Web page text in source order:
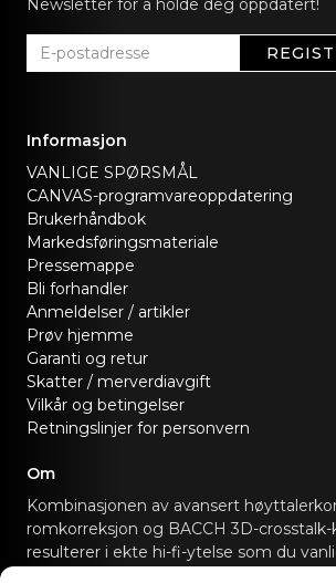
Newsletter for å holde deg oppdatert!
Informasjon
VANLIGE SPØRSMÅL
CANVAS-programvareoppdatering
Brukerhåndbok
Markedsføringsmateriale
Pressemappe
Bli forhandler
Anmeldelser / artikler
Prøv hjemme
Garanti og retur
Skatter / merverdiavgift
Vilkår og betingelser
Retningslinjer for personvern
Om
Kombinasjonen av avansert
romkorreksjon og BACCH 3D-crosstalk-
resulterer i ekte hi-fi-ytelse som du